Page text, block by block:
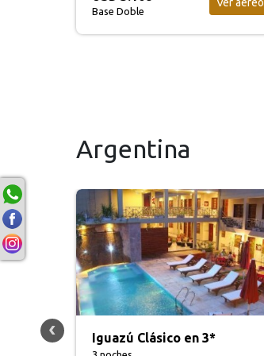
Base Doble
Argentina
PROGRAMACION